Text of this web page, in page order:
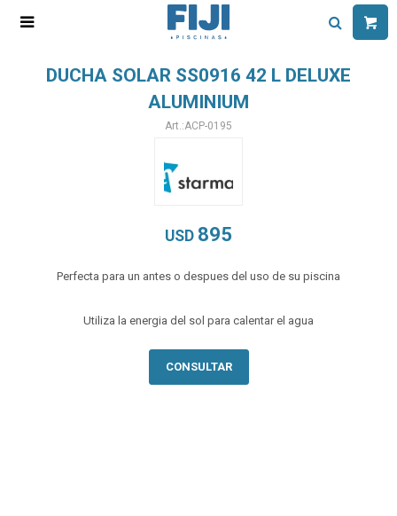

DUCHA SOLAR SS0916 42 L DELUXE
ALUMINIUM
ACP-0195
USD 895
Perfecta para un antes o despues del uso de su piscina
Utiliza la energia del sol para calentar el agua
CONSULTAR